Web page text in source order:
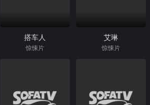
搭车人
惊悚片
艾琳
惊悚片